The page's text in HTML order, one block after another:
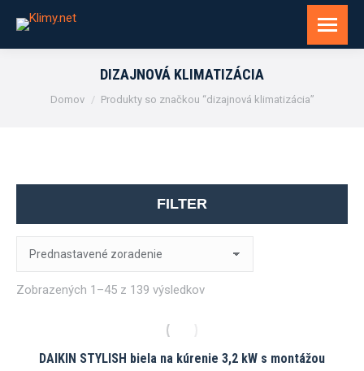
DIZAJNOVÁ KLIMATIZÁCIA
You are here:
Domov Produkty so značkou “dizajnová klimatizácia”
Zobrazených 1–45 z 139 výsledkov
DAIKIN STYLISH biela na kúrenie 3,2 kW s montážou
FILTER